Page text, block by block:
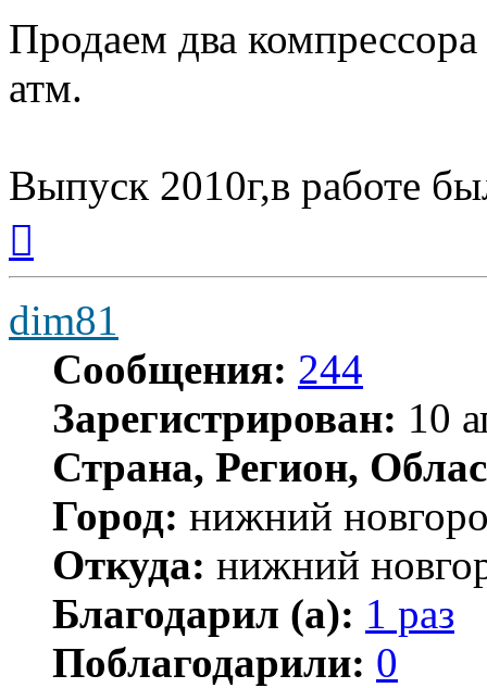
Продаем два
атм.
Выпуск 2010г,в работе
началу
dim81
Сообщения: 244
Зарегистрирован: 10
Страна, Регион,
Город: нижний
Откуда: нижний
Благодарил (а): 1 раз
Поблагодарили: 0